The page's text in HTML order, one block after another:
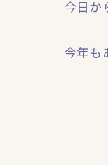
今日か
今年も